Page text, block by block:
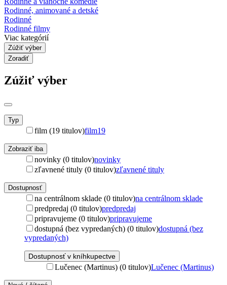
Rodinné, animované a detské
Rodinné
Rodinné filmy
Viac kategórií
Zúžiť výber
Zoradiť
Zúžiť výber
Typ
film (19 titulov)film19
Zobraziť iba
novinky (0 titulov)novinky
zľavnené tituly (0 titulov)zľavnené tituly
Dostupnosť
na centrálnom sklade (0 titulov)na centrálnom sklade
predpredaj (0 titulov)predpredaj
pripravujeme (0 titulov)pripravujeme
dostupná (bez vypredaných) (0 titulov)dostupná (bez
vypredaných)
Dostupnosť v kníhkupectve
Lučenec (Martinus) (0 titulov)Lučenec (Martinus)